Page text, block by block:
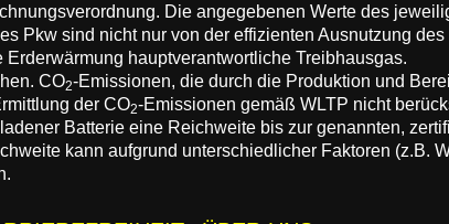
Die angegebenen Werte des
Pkw sind nicht nur von der effizienten Ausnutzung
Erderwärmung hauptverantwortliche Treibhausgas.
CO2-Emissionen, die durch die Produktion und
der CO2-Emissionen gemäß WLTP nicht
Batterie eine Reichweite bis zur genannten,
kann aufgrund unterschiedlicher Faktoren (z.B.